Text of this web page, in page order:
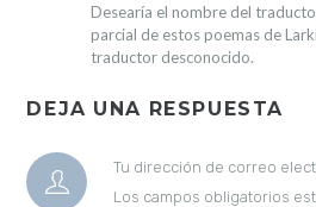
Desearía el nombre del
parcial de estos poemas de
traductor desconocido.
DEJA UNA RESPUESTA
Tu dirección de correo
Los campos obligatorios